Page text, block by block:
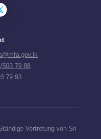
503 79 88
79 93
Vertretung von Sri